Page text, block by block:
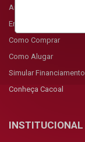
Anunciar Imóvel
Encomendar Imóvel
Como Comprar
Como Alugar
Simular Financiamento
Conheça Cacoal
INSTITUCIONAL